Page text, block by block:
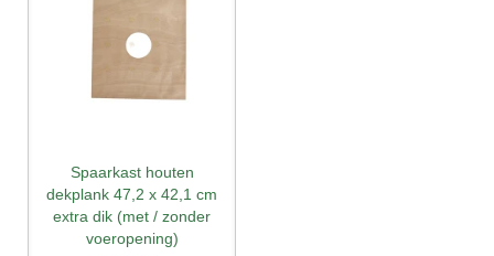
Spaarkast houten
dekplank 47,2 x 42,1 cm
extra dik (met / zonder
voeropening)